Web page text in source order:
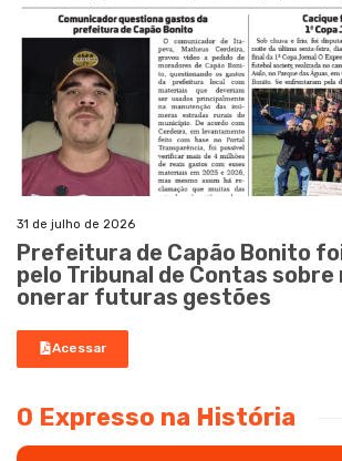
31 de julho de 2026
Prefeitura de Capão Bonito
pelo Tribunal de Contas sobre
onerar futuras gestões
Acessar
O Expresso na História